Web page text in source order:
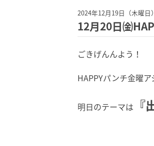
2024年12月19日（木曜日）
12月20日㈮
ごきげんんよう！
HAPPYパンチ金曜ア
明日のテーマは 『